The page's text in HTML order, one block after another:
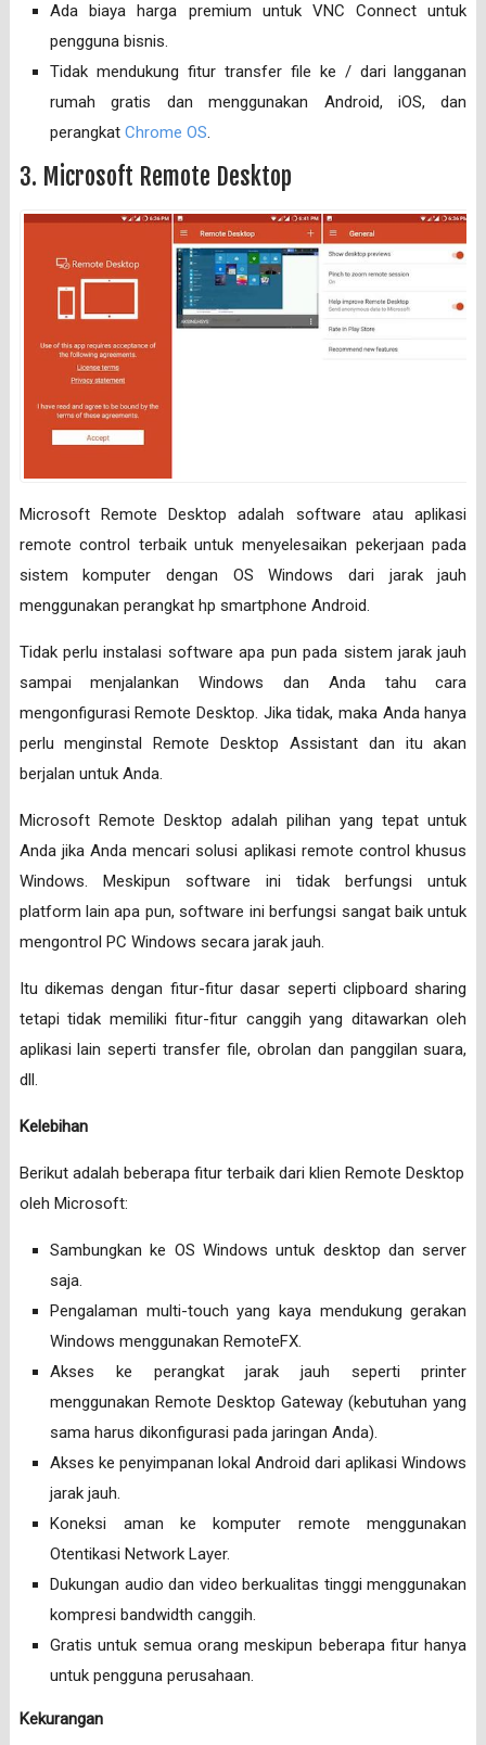
Ada biaya harga premium untuk VNC Connect untuk
pengguna bisnis.
Tidak mendukung fitur transfer file ke / dari langganan
rumah gratis dan menggunakan Android, iOS, dan
perangkatChrome OS.
3. Microsoft Remote Desktop
Microsoft Remote Desktop adalah software atau aplikasi
remote control terbaik untuk menyelesaikan pekerjaan pada
sistem komputer dengan OS Windows dari jarak jauh
menggunakan perangkat hp smartphone Android.
Tidak perlu instalasi software apa pun pada sistem jarak jauh
sampai menjalankan Windows dan Anda tahu cara
mengonfigurasi Remote Desktop. Jika tidak, maka Anda hanya
perlu menginstal Remote Desktop Assistant dan itu akan
berjalan untuk Anda.
Microsoft Remote Desktop adalah pilihan yang tepat untuk
Anda jika Anda mencari solusi aplikasi remote control khusus
Windows. Meskipun software ini tidak berfungsi untuk
platform lain apa pun, software ini berfungsi sangat baik untuk
mengontrol PC Windows secara jarak jauh.
Itu dikemas dengan fitur-fitur dasar seperti clipboard sharing
tetapi tidak memiliki fitur-fitur canggih yang ditawarkan oleh
aplikasi lain seperti transfer file, obrolan dan panggilan suara,
dll.
Kelebihan
Berikut adalah beberapa fitur terbaik dari klien Remote Desktop
oleh Microsoft:
Sambungkan ke OS Windows untuk desktop dan server
saja.
Pengalaman multi-touch yang kaya mendukung gerakan
Windows menggunakan RemoteFX.
Akses ke perangkat jarak jauh seperti printer
menggunakan Remote Desktop Gateway (kebutuhan yang
sama harus dikonfigurasi pada jaringan Anda).
Akses ke penyimpanan lokal Android dari aplikasi Windows
jarak jauh.
Koneksi aman ke komputer remote menggunakan
Otentikasi Network Layer.
Dukungan audio dan video berkualitas tinggi menggunakan
kompresi bandwidth canggih.
Gratis untuk semua orang meskipun beberapa fitur hanya
untuk pengguna perusahaan.
Kekurangan